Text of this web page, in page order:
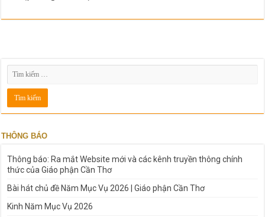
THÔNG BÁO
Thông báo: Ra mắt Website mới và các kênh truyền thông chính
thức của Giáo phận Cần Thơ
Bài hát chủ đề Năm Mục Vụ 2026 | Giáo phận Cần Thơ
Kinh Năm Mục Vụ 2026